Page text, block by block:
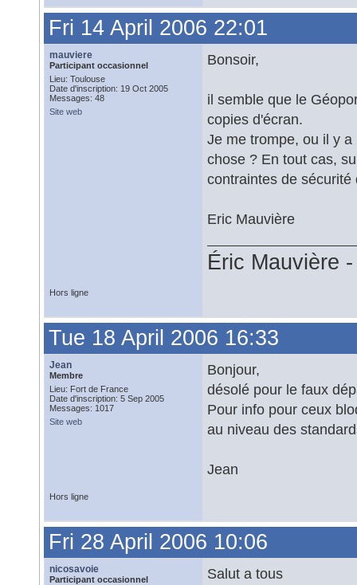
Fri 14 April 2006 22:01
mauviere
Participant occasionnel
Lieu: Toulouse
Date d'inscription: 19 Oct 2005
Messages: 48
Site web
Bonsoir,
il semble que le
copies d'écran.
Je me trompe, ou il y
chose ? En tout cas,
contraintes de
Eric Mauvière
Éric Mauvière
Hors ligne
Tue 18 April 2006 16:33
Jean
Membre
Lieu: Fort de France
Date d'inscription: 5 Sep 2005
Messages: 1017
Site web
Bonjour,
désolé pour le faux
Pour info pour ceux
au niveau des
Jean
Hors ligne
Fri 28 April 2006 10:06
nicosavoie
Participant occasionnel
Salut a tous